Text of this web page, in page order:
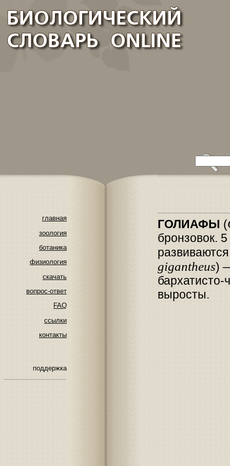
главная
зоология
ботаника
физиология
скачать
вопрос-ответ
FAQ
ссылки
контакты
поддержка
ГОЛИАФЫ (
бронзовок.
gigantheus)
выросты.